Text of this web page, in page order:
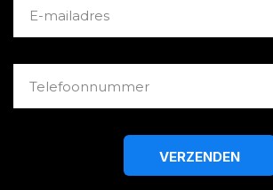
VERZENDEN